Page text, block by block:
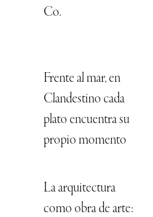
Co.
Frente al mar, en
Clandestino cada
plato encuentra su
propio momento
La arquitectura
como obra de arte: